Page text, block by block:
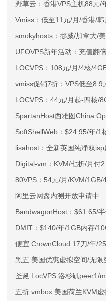
野草云：香港VPS主机88元/
Vmiss：低至11元/月/香港/
smokyhosts：挪威/加拿大/
UFOVPS新年活动：充值翻
LOCVPS：108元/月/4核/
vmiss促销7折：VPS低至
LOCVPS：44元/月起-四核/
SpartanHost西雅图China
SoftShellWeb：$24.95/年/1
lisahost：全新英国纯净双
Digital-vm：KVM/七折/月付
80VPS：54元/月/KVM/1GB/
阿里云网盘内测开放申请中
BandwagonHost：$61.65/
DMIT：$140/年/1GB内存/
便宜:CrownCloud 17刀/年/
黑五:美国优惠虚拟空间/无限
圣诞:LocVPS 洛杉矶peer1/
五折:vmbox 美国荷兰KVM虚